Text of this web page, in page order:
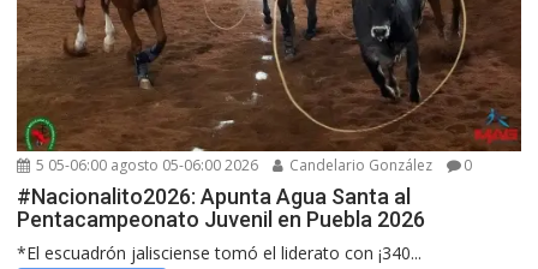
5 05-06:00 agosto 05-06:00 2026 Candelario González 0
#Nacionalito2026: Apunta Agua Santa al
Pentacampeonato Juvenil en Puebla 2026
*El escuadrón jalisciense tomó el liderato con ¡340...